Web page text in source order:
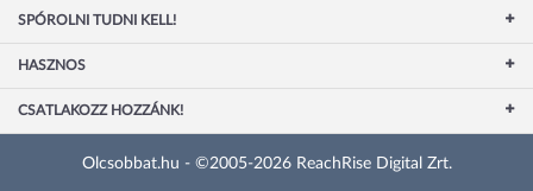
SPÓROLNI TUDNI KELL!
HASZNOS
CSATLAKOZZ HOZZÁNK!
Olcsobbat.hu - ©2005-2026 ReachRise Digital Zrt.